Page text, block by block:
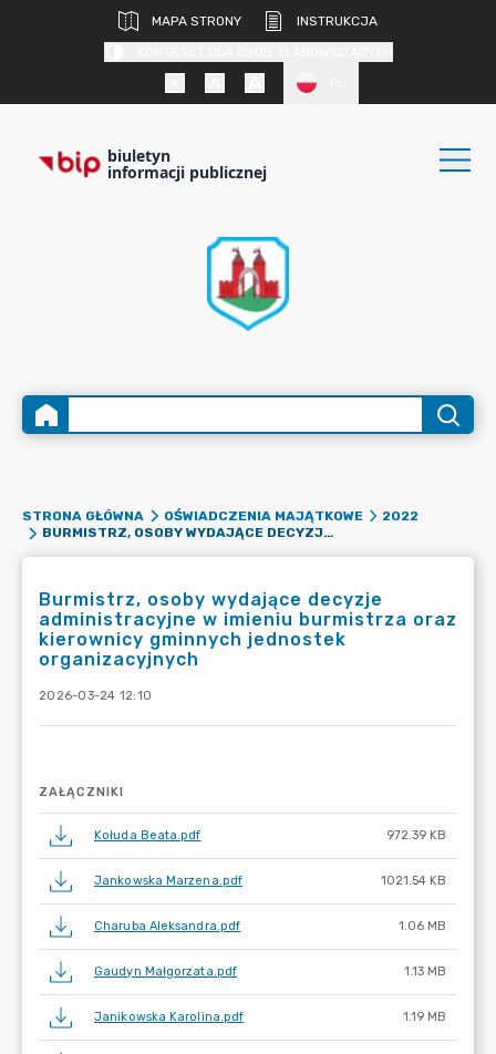
MAPA STRONY
INSTRUKCJA
biuletyn
informacji publicznej
STRONA GŁÓWNA OŚWIADCZENIA MAJĄTKOWE
2022
BURMISTRZ, OSOBY WYDAJĄCE DECYZJE ADMINISTRACYJNE W IMIENIU BURMISTRZA ORAZ KIEROWNICY GMINNYCH JEDNOSTEK ORGANIZACYJNYCH
Burmistrz, osoby wydające decyzje
administracyjne w imieniu burmistrza oraz
kierownicy gminnych jednostek
organizacyjnych
2026-03-24 12:10
ZAŁĄCZNIKI
Kołuda Beata.pdf 972.39 KB
Jankowska Marzena.pdf 1021.54 KB
Charuba Aleksandra.pdf 1.06 MB
Gaudyn Małgorzata.pdf 1.13 MB
Janikowska Karolina.pdf 1.19 MB